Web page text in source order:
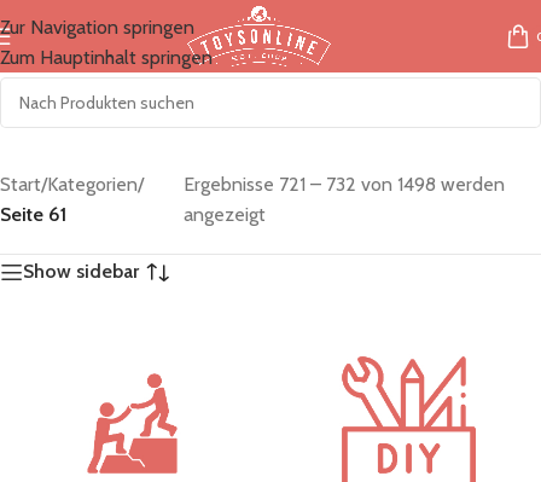
Zur Navigation springen
Zum Hauptinhalt springen
Start/Kategorien/
Seite 61
Ergebnisse 721 – 732 von 1498 werden
angezeigt
Show sidebar